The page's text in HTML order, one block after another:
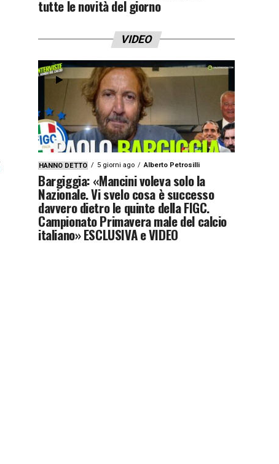
tutte le novità del giorno
VIDEO
HANNO DETTO 5 giorni ago Alberto Petrosilli
Bargiggia: «Mancini voleva solo la
Nazionale. Vi svelo cosa è successo
davvero dietro le quinte della FIGC.
Campionato Primavera male del calcio
italiano» ESCLUSIVA e VIDEO